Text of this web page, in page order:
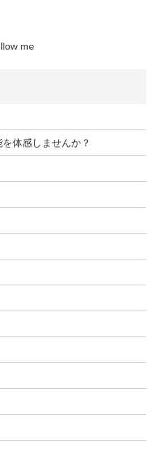
me
体感しませんか？